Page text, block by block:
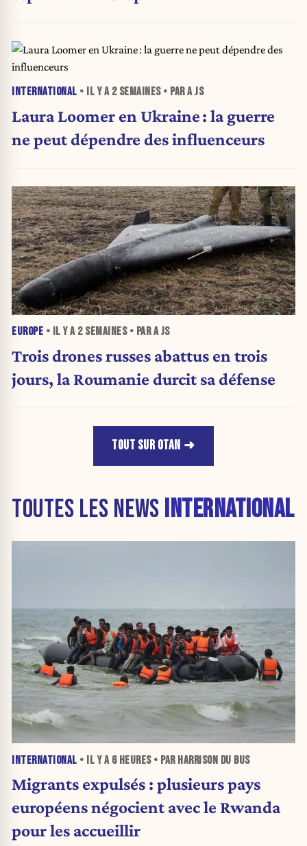
INTERNATIONAL • IL Y A 2 SEMAINES• PAR A JS
Laura Loomer en Ukraine : la guerre
ne peut dépendre des influenceurs
EUROPE • IL Y A 2 SEMAINES• PAR A JS
Trois drones russes abattus en trois
jours, la Roumanie durcit sa défense
TOUT SUR OTAN
TOUTES LES NEWS INTERNATIONAL
INTERNATIONAL • IL Y A 6 HEURES• PAR HARRISON DU BUS
Migrants expulsés : plusieurs pays
européens négocient avec le Rwanda
pour les accueillir